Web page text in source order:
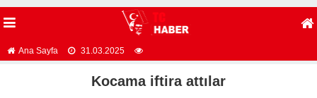
Ana Sayfa 31.03.2025
Kocama iftira attılar